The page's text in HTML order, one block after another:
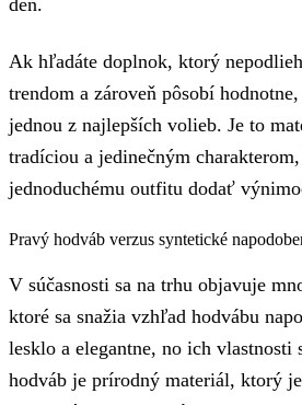
deň.
Ak hľadáte doplnok, ktorý
trendom a zároveň pôsobí
jednou z najlepších volieb. Je to
tradíciou a jedinečným
jednoduchému outfitu dodať
Pravý hodváb verzus syntetické
V súčasnosti sa na trhu objavuje
ktoré sa snažia vzhľad hodvábu
lesklo a elegantne, no ich vlastnosti
hodváb je prírodný materiál, ktorý